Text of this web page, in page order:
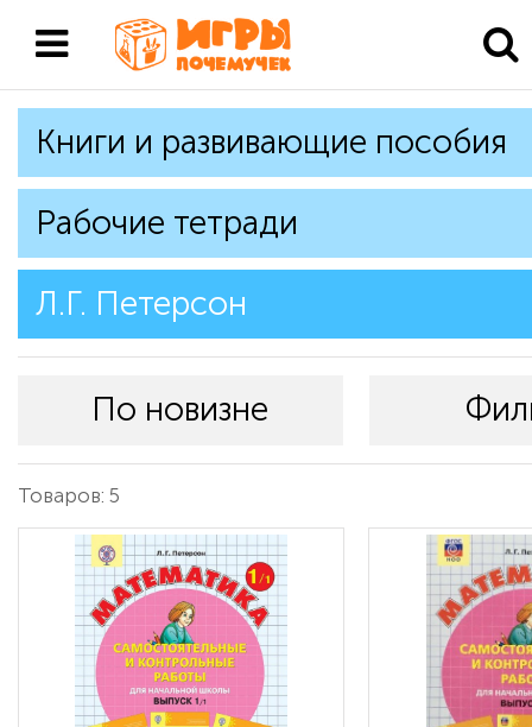
Книги и развивающие пособия
Рабочие тетради
Л.Г. Петерсон
По новизне
Товаров: 5